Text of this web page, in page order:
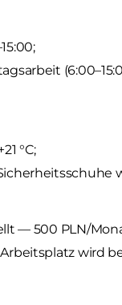
°C;
— 500 PLN/
wird